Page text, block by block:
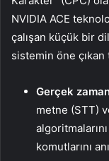
NVIDIA ACE
çalışan küçük bir
sistemin öne
Gerçek
metne (STT)
komutlarını